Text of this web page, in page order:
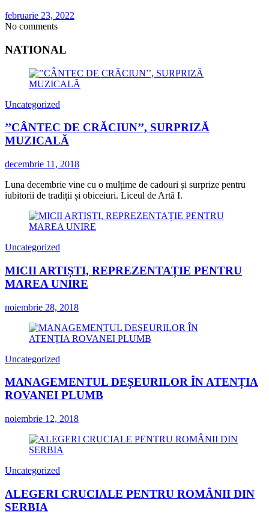
februarie 23, 2022
No comments
NATIONAL
Uncategorized
’’CÂNTEC DE CRĂCIUN’’, SURPRIZĂ
MUZICALĂ
decembrie 11, 2018
Luna decembrie vine cu o mulțime de cadouri și surprize pentru
iubitorii de tradiții și obiceiuri. Liceul de Artă I.
Uncategorized
MICII ARTIȘTI, REPREZENTAȚIE PENTRU
MAREA UNIRE
noiembrie 28, 2018
Uncategorized
MANAGEMENTUL DEȘEURILOR ÎN ATENȚIA
ROVANEI PLUMB
noiembrie 12, 2018
Uncategorized
ALEGERI CRUCIALE PENTRU ROMÂNII DIN
SERBIA